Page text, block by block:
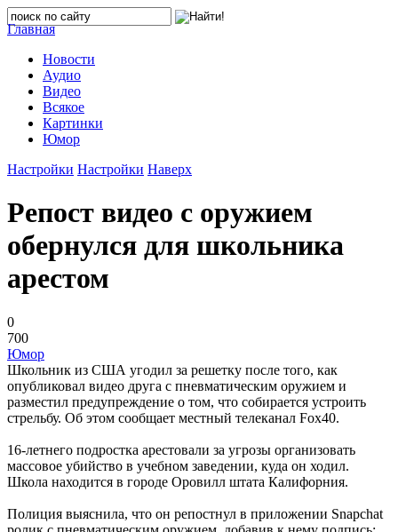
Главная
Новости
Аудио
Видео
Всякое
Картинки
Юмор
Настройки Настройки Наверх
Репост видео с оружием
обернулся для школьника
арестом
0
700
Юмор
Школьник из США угодил за решетку после того, как
опубликовал видео друга с пневматическим оружием и
разместил предупреждение о том, что собирается устроить
стрельбу. Об этом сообщает местный телеканал Fox40.
16-летнего подростка арестовали за угрозы организовать
массовое убийство в учебном заведении, куда он ходил.
Школа находится в городе Оровилл штата Калифорния.
Полиция выяснила, что он репостнул в приложении Snapchat